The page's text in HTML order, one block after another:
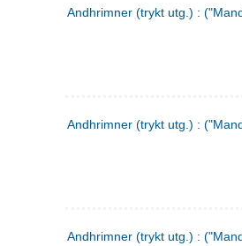
Andhrimner (trykt utg.) :
Andhrimner (trykt utg.) :
Andhrimner (trykt utg.) :